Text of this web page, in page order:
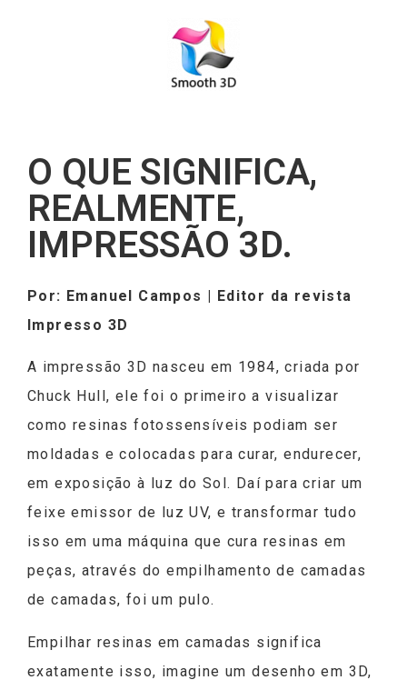
O QUE SIGNIFICA,
REALMENTE,
IMPRESSÃO 3D.
Por: Emanuel Campos | Editor da revista
Impresso 3D
A impressão 3D nasceu em 1984, criada por
Chuck Hull, ele foi o primeiro a visualizar
como resinas fotossensíveis podiam ser
moldadas e colocadas para curar, endurecer,
em exposição à luz do Sol. Daí para criar um
feixe emissor de luz UV, e transformar tudo
isso em uma máquina que cura resinas em
peças, através do empilhamento de camadas
de camadas, foi um pulo.
Empilhar resinas em camadas significa
exatamente isso, imagine um desenho em 3D,